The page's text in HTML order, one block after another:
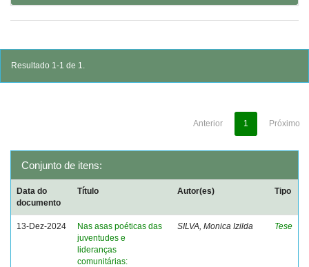
Resultado 1-1 de 1.
Anterior 1 Próximo
Conjunto de itens:
Data do
documento
Título Autor(es) Tipo
13-Dez-2024
Nas asas poéticas das
juventudes e
lideranças
comunitárias:
SILVA, Monica Izilda Tese